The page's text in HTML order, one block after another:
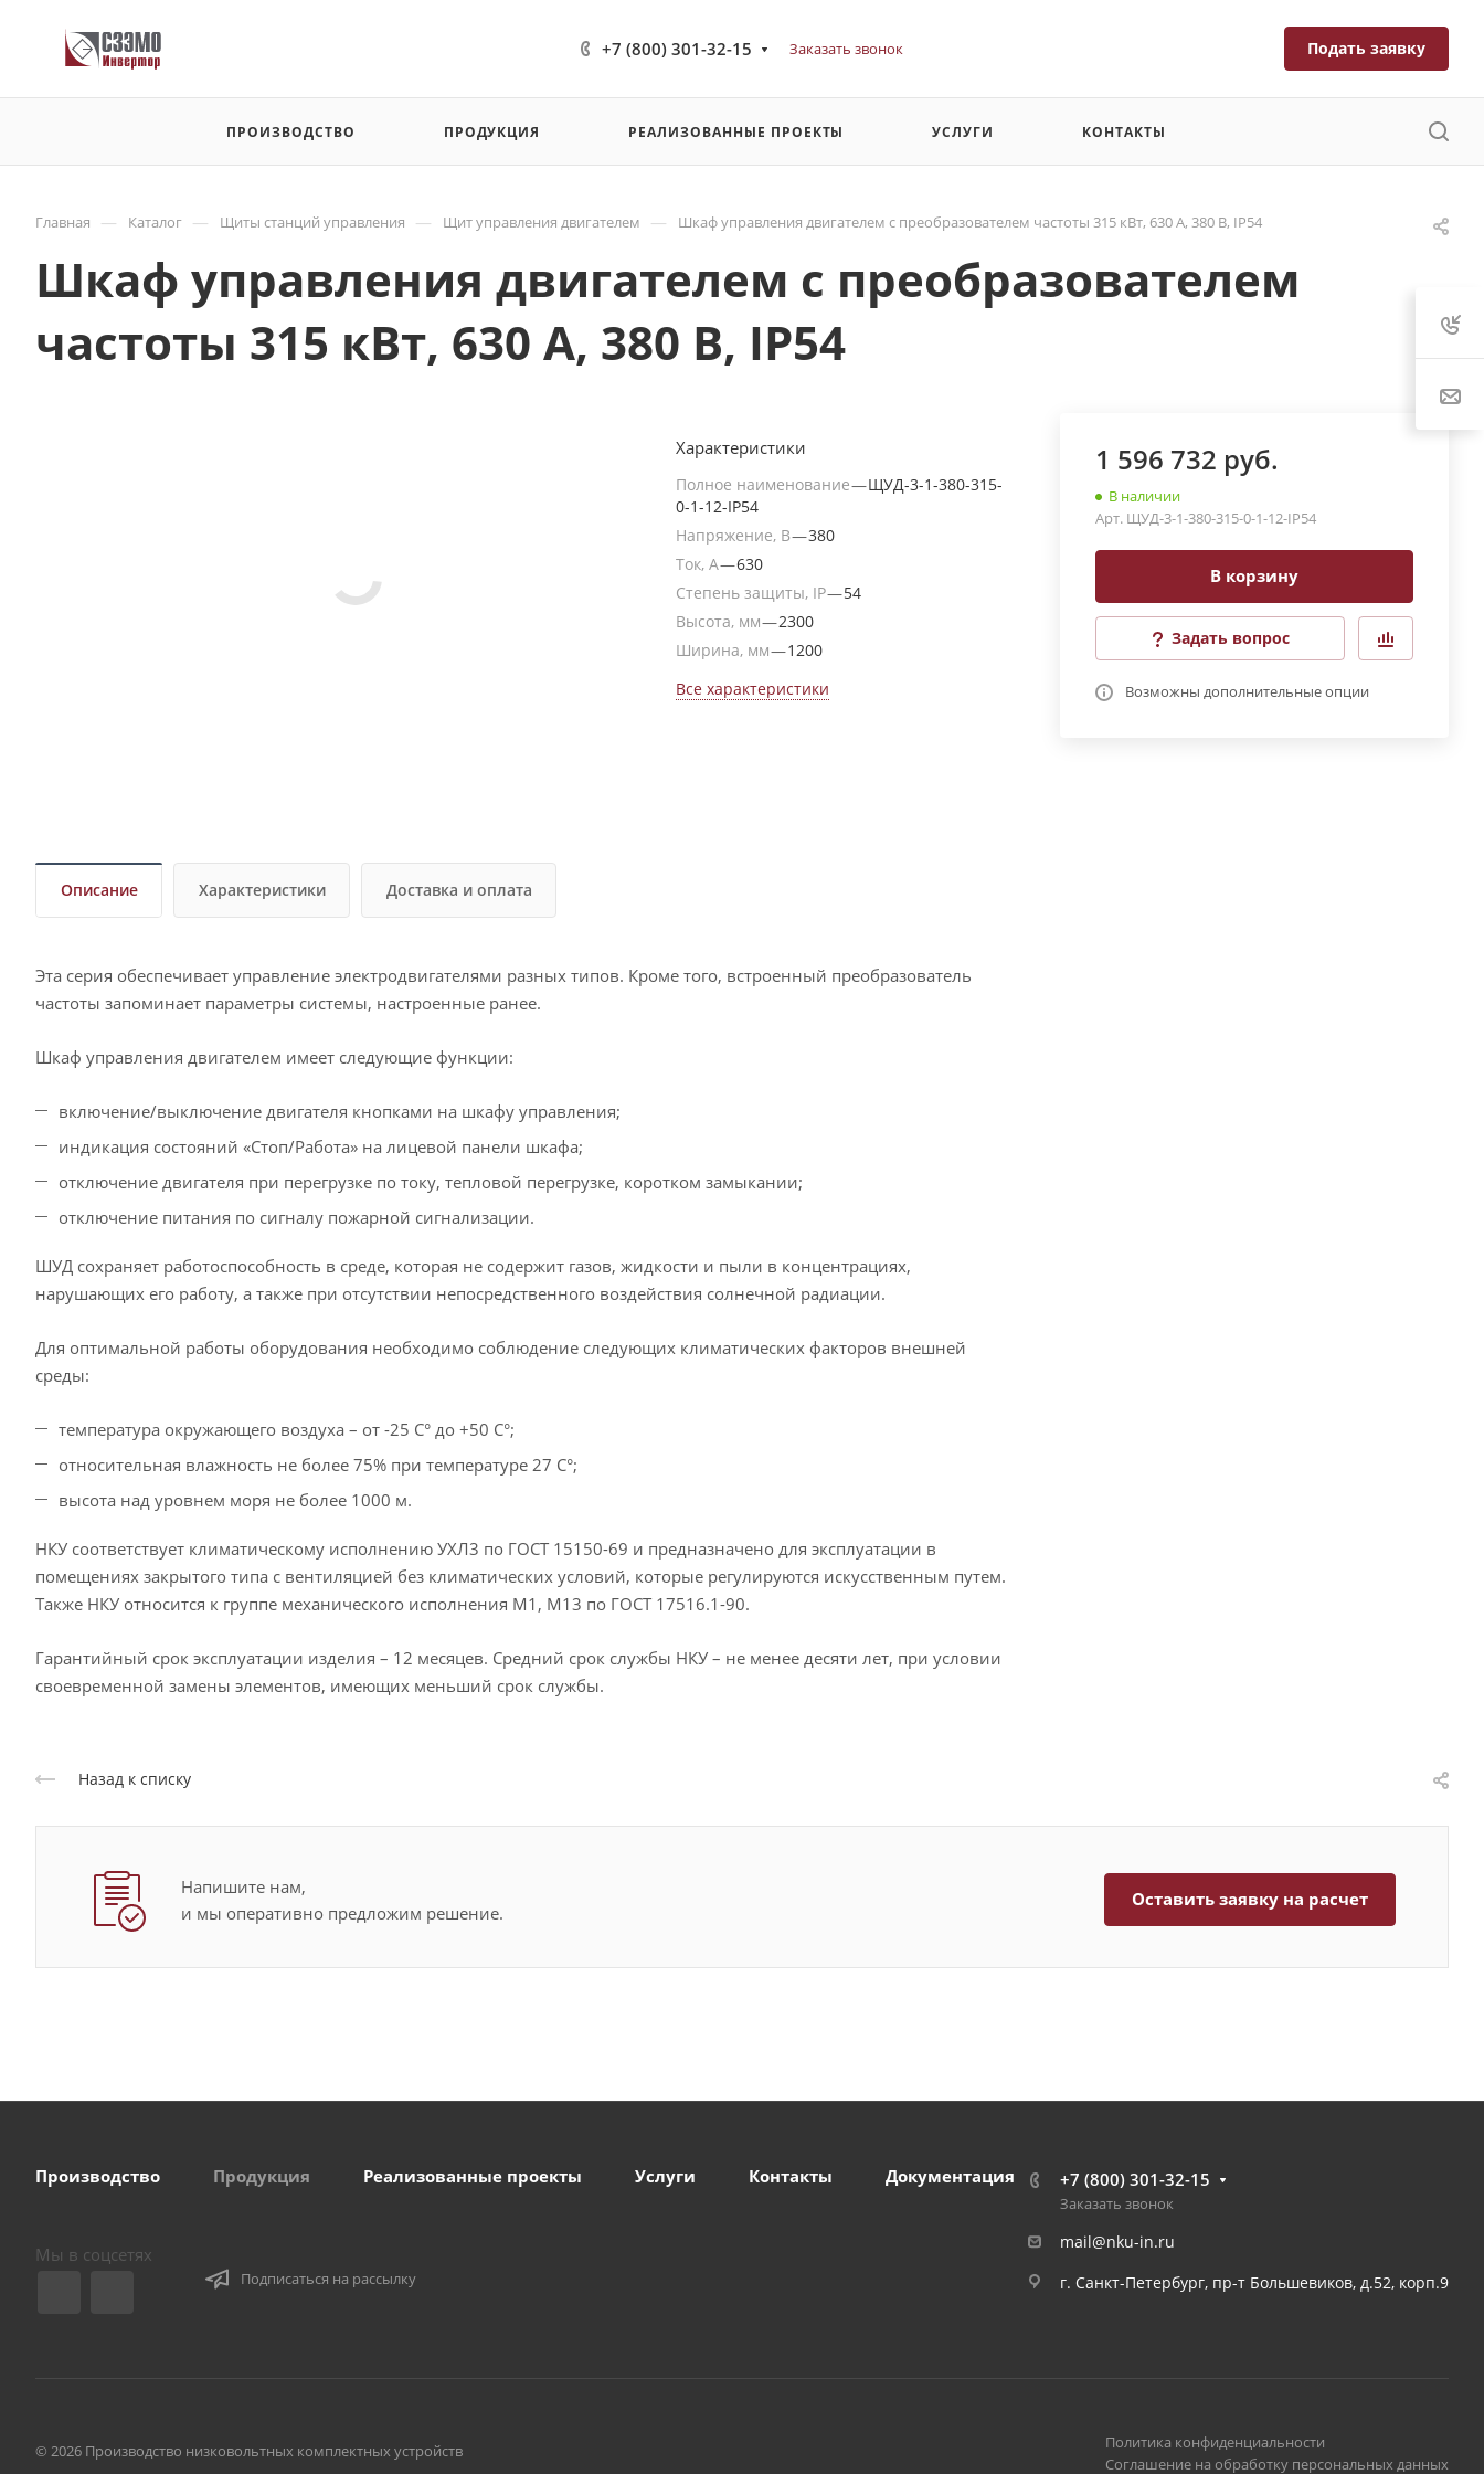
+7 (800) 301-32-15 Заказать звонок Подать заявку
ПРОИЗВОДСТВО ПРОДУКЦИЯ РЕАЛИЗОВАННЫЕ ПРОЕКТЫ УСЛУГИ КОНТАКТЫ
Главная — Каталог — Щиты станций управления — Щит управления двигателем — Шкаф управления двигателем с преобразователем частоты 315 кВт, 630 А, 380 В, IP54
Шкаф управления двигателем с преобразователем
частоты 315 кВт, 630 А, 380 В, IP54
1 596 732 руб.
В наличии
Арт. ЩУД-3-1-380-315-0-1-12-IP54
В корзину
Задать вопрос
Возможны дополнительные опции
Характеристики
Полное наименование—ЩУД-3-1-380-315-
0-1-12-IP54
Напряжение, В—380
Ток, А—630
Степень защиты, IP—54
Высота, мм—2300
Ширина, мм—1200
Все характеристики
Описание Характеристики Доставка и оплата
Эта серия обеспечивает управление электродвигателями разных типов. Кроме того, встроенный преобразователь
частоты запоминает параметры системы, настроенные ранее.
Шкаф управления двигателем имеет следующие функции:
включение/выключение двигателя кнопками на шкафу управления;
индикация состояний «Стоп/Работа» на лицевой панели шкафа;
отключение двигателя при перегрузке по току, тепловой перегрузке, коротком замыкании;
отключение питания по сигналу пожарной сигнализации.
ШУД сохраняет работоспособность в среде, которая не содержит газов, жидкости и пыли в концентрациях,
нарушающих его работу, а также при отсутствии непосредственного воздействия солнечной радиации.
Для оптимальной работы оборудования необходимо соблюдение следующих климатических факторов внешней
среды:
температура окружающего воздуха – от -25 С° до +50 С°;
относительная влажность не более 75% при температуре 27 С°;
высота над уровнем моря не более 1000 м.
НКУ соответствует климатическому исполнению УХЛ3 по ГОСТ 15150-69 и предназначено для эксплуатации в
помещениях закрытого типа с вентиляцией без климатических условий, которые регулируются искусственным путем.
Также НКУ относится к группе механического исполнения М1, М13 по ГОСТ 17516.1-90.
Гарантийный срок эксплуатации изделия – 12 месяцев. Средний срок службы НКУ – не менее десяти лет, при условии
своевременной замены элементов, имеющих меньший срок службы.
Назад к списку
Напишите нам,
и мы оперативно предложим решение.
Оставить заявку на расчет
Производство Продукция Реализованные проекты Услуги Контакты Документация
Мы в соцсетях
Подписаться на рассылку
+7 (800) 301-32-15
Заказать звонок
mail@nku-in.ru
г. Санкт-Петербург, пр-т Большевиков, д.52, корп.9
© 2026 Производство низковольтных комплектных устройств
Политика конфиденциальности
Соглашение на обработку персональных данных